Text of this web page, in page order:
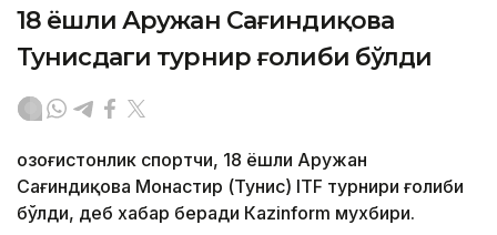
18 ёшли Аружан Сағиндиқова
Тунисдаги турнир ғолиби бўлди
Қозоғистонлик спортчи, 18 ёшли Аружан
Сағиндиқова Монастир (Тунис) ITF турнири ғолиби
бўлди, деб хабар беради Каzinform мухбири.